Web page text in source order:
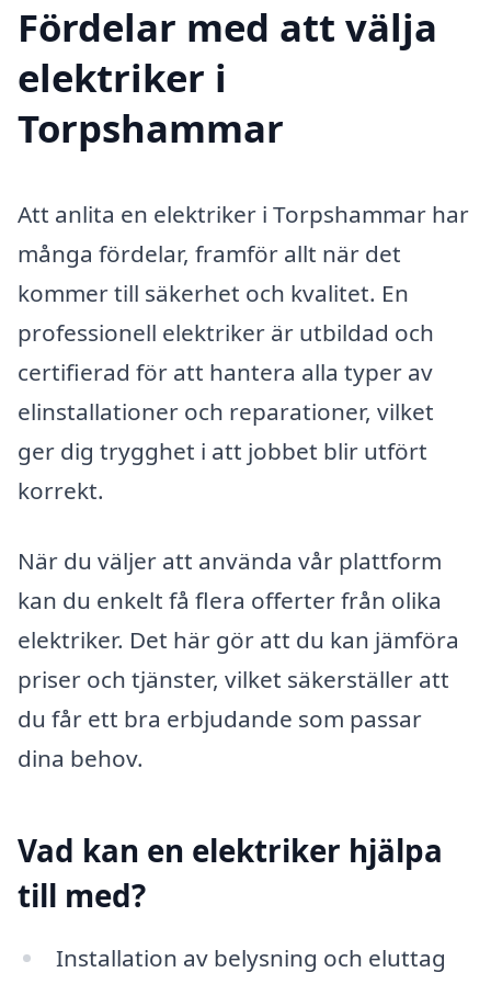
Fördelar med att välja
elektriker i
Torpshammar
Att anlita en elektriker i Torpshammar har
många fördelar, framför allt när det
kommer till säkerhet och kvalitet. En
professionell elektriker är utbildad och
certifierad för att hantera alla typer av
elinstallationer och reparationer, vilket
ger dig trygghet i att jobbet blir utfört
korrekt.
När du väljer att använda vår plattform
kan du enkelt få flera offerter från olika
elektriker. Det här gör att du kan jämföra
priser och tjänster, vilket säkerställer att
du får ett bra erbjudande som passar
dina behov.
Vad kan en elektriker hjälpa
till med?
Installation av belysning och eluttag